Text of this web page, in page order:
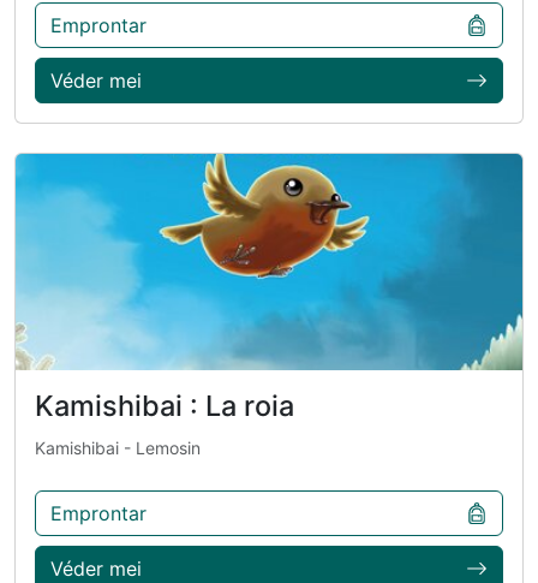
Emprontar
Véder mei
Kamishibai : La roia
Kamishibai - Lemosin
Emprontar
Véder mei